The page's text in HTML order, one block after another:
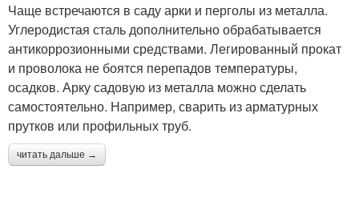
Чаще встречаются в саду арки и перголы из металла.
Углеродистая сталь дополнительно обрабатывается
антикоррозионными средствами. Легированный прокат
и проволока не боятся перепадов температуры,
осадков. Арку садовую из металла можно сделать
самостоятельно. Например, сварить из арматурных
прутков или профильных труб.
читать дальше →